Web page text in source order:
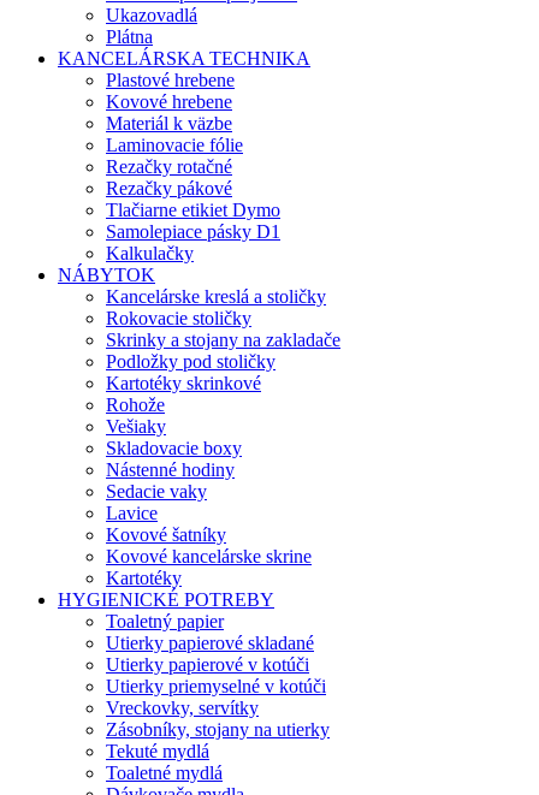
Ukazovadlá
Plátna
KANCELÁRSKA TECHNIKA
Plastové hrebene
Kovové hrebene
Materiál k väzbe
Laminovacie fólie
Rezačky rotačné
Rezačky pákové
Tlačiarne etikiet Dymo
Samolepiace pásky D1
Kalkulačky
NÁBYTOK
Kancelárske kreslá a stoličky
Rokovacie stoličky
Skrinky a stojany na zakladače
Podložky pod stoličky
Kartotéky skrinkové
Rohože
Vešiaky
Skladovacie boxy
Nástenné hodiny
Sedacie vaky
Lavice
Kovové šatníky
Kovové kancelárske skrine
Kartotéky
HYGIENICKÉ POTREBY
Toaletný papier
Utierky papierové skladané
Utierky papierové v kotúči
Utierky priemyselné v kotúči
Vreckovky, servítky
Zásobníky, stojany na utierky
Tekuté mydlá
Toaletné mydlá